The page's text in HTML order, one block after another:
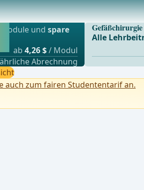
Thor
undspare
ab 4,26 $/ Modul
Abrechnung
Gefäßchirurgie
Alle
auch zum fairen Studententarif an.